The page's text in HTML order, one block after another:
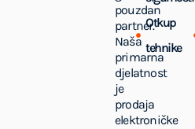
pouzdan
partner.
Naša
primarna
djelatnost
je
prodaja
elektroničke
Otkup
tehnike